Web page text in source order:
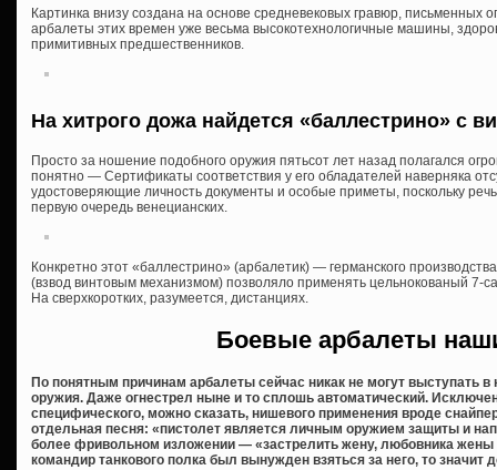
Картинка внизу создана на основе средневековых гравюр, письменных
арбалеты этих времен уже весьма высокотехнологичные машины,
примитивных предшественников.
На хитрого дожа найдется «баллестрино» с
Просто за ношение подобного оружия пятьсот лет назад полагался
понятно — Сертификаты соответствия у его обладателей наверняка
удостоверяющие личность документы и особые приметы, поскольку
первую очередь венецианских.
Конкретно этот «баллестрино» (арбалетик) — германского
(взвод винтовым механизмом) позволяло применять цельнокованый 7-
На сверхкоротких, разумеется, дистанциях.
Боевые арбалеты
По понятным причинам арбалеты сейчас никак не могут выступать в
оружия. Даже огнестрел ныне и то сплошь автоматический.
специфического, можно сказать, нишевого применения вроде
отдельная песня: «пистолет является личным оружием защиты и
более фривольном изложении — «застрелить жену, любовника жены
командир танкового полка был вынужден взяться за него, то значит